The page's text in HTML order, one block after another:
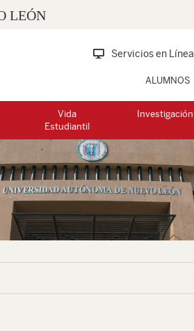
LEÓN
Servicios en Línea
ALUMNOS
Vida
Estudiantil
Investigación